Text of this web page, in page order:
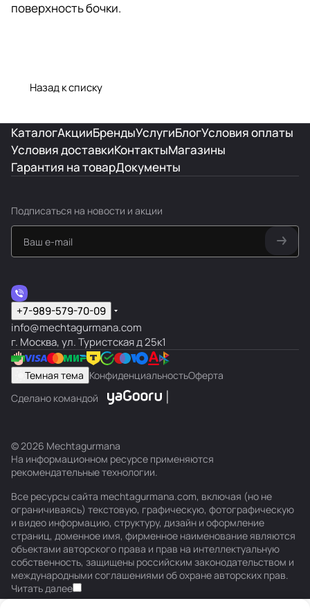
поверхность бочки.
Назад к списку
КаталогАкцииБрендыУслугиБлогУсловия оплаты
Условия доставкиКонтактыМагазины
Гарантия на товарДокументы
Подписаться на новости и акции
+7-989-579-70-09
info@mechtagurmana.com
г. Москва, ул. Туристская д 25к1
Темная тема КонфиденциальностьОферта
Сделано командой
© 2026 Mechtagurmana
На информационном ресурсе применяются
рекомендательные технологии.
Все ресурсы сайта mechtagurmana.com, включая (но не
ограничиваясь) текстовую, графическую, фотографическую
и видео информацию, структуру, дизайн и оформление
страниц, доменное имя, фирменное наименование являются
объектами авторского права и прав на интеллектуальную
собственность, защищены российским законодательством и
международными соглашениями об охране авторских прав.
Читать далее